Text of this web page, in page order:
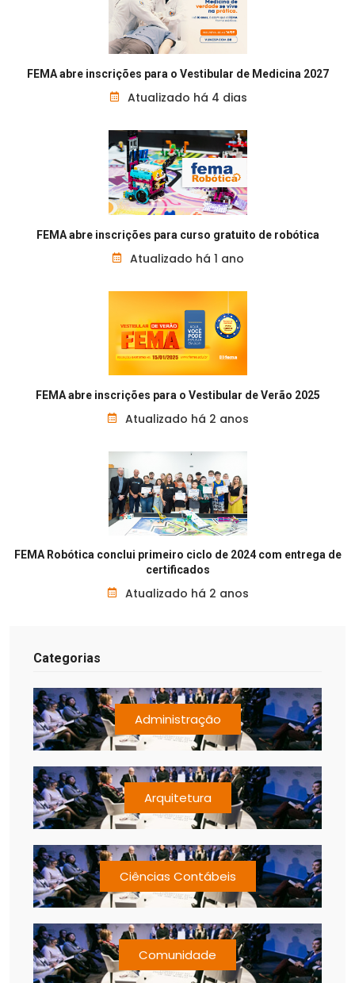
FEMA abre inscrições para o Vestibular de Medicina 2027
Atualizado há 4 dias
FEMA abre inscrições para curso gratuito de robótica
Atualizado há 1 ano
FEMA abre inscrições para o Vestibular de Verão 2025
Atualizado há 2 anos
FEMA Robótica conclui primeiro ciclo de 2024 com entrega de
certificados
Atualizado há 2 anos
Categorias
Administração
Arquitetura
Ciências Contábeis
Comunidade